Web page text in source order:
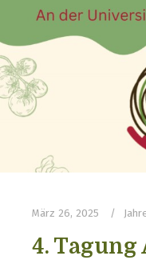
März 26, 2025
4. Tagung